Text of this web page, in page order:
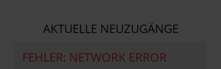
AKTUELLE NEUZUGÄNGE
FEHLER: NETWORK ERROR